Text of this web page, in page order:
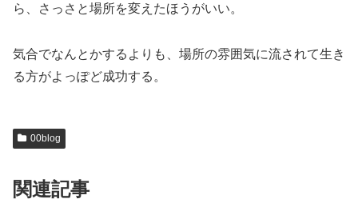
ら、さっさと場所を変えたほうがいい。
気合でなんとかするよりも、場所の雰囲気に流されて生き
る方がよっぽど成功する。
00blog
関連記事